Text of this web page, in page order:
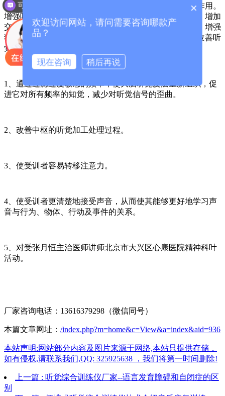
调的现象，从而改善异常行为和情绪。听觉统合训练的作用。
增强听觉刺激、增强语言理解能力、增加语言的完整度、增加
交流意愿、增强日常记忆、增强计算能力、增强专注力、增强
独立生活能力、减少刻板行为、减少冲动不安的情绪、改善听
觉敏感现象。听觉统合训练的原理。
1、通过过滤过度敏感的频率，使大脑听觉皮层重新组织，促
进它对所有频率的知觉，减少对听觉信号的歪曲。
2、改善中枢的听觉加工处理过程。
3、使受训者容易转移注意力。
4、使受训者更清楚地接受声音，从而使其能够更好地学习声
音与行为、物体、行动及事件的关系。
5、对受张月恒主治医师讲师北京市大兴区心康医院精神科叶
活动。
厂家咨询电话：13616379298（微信同号）
本篇文章网址： /index.php?m=home&c=View&a=index&aid=936
本站声明:网站部分内容及图片来源于网络,本站只提供存储，
如有侵权,请联系我们,QQ: 325925638 ，我们将第一时间删除!
上一篇 : 听觉综合训练仪厂家--语言发育障碍和自闭症的区
别
×
欢迎访问网站，请问需要咨询哪款产
品？
现在咨询 稍后再说